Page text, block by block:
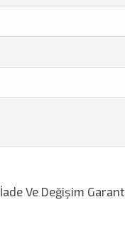
İade Ve Değişim